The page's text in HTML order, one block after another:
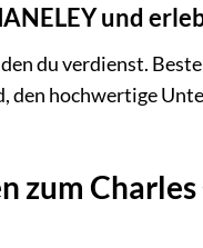
und
du verdienst.
den hochwertige
zum